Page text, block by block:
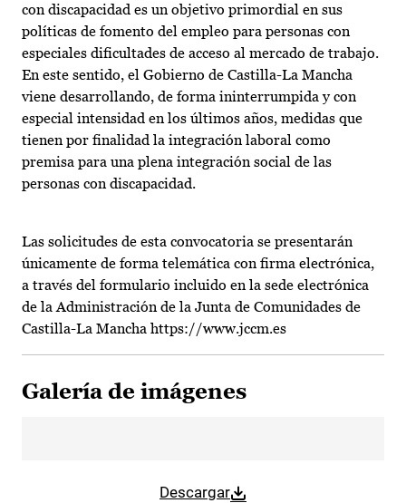
con discapacidad es un objetivo primordial en sus
políticas de fomento del empleo para personas con
especiales dificultades de acceso al mercado de trabajo.
En este sentido, el Gobierno de Castilla-La Mancha
viene desarrollando, de forma ininterrumpida y con
especial intensidad en los últimos años, medidas que
tienen por finalidad la integración laboral como
premisa para una plena integración social de las
personas con discapacidad.
Las solicitudes de esta convocatoria se presentarán
únicamente de forma telemática con firma electrónica,
a través del formulario incluido en la sede electrónica
de la Administración de la Junta de Comunidades de
Castilla-La Mancha https://www.jccm.es
Galería de imágenes
Descargar